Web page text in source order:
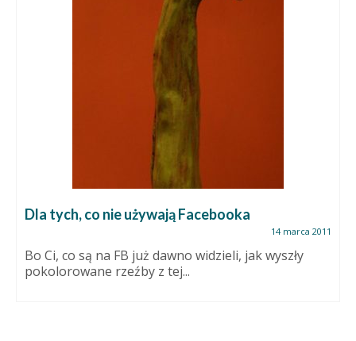
Dla tych, co nie używają Facebooka
14 marca 2011
Bo Ci, co są na FB już dawno widzieli, jak wyszły
pokolorowane rzeźby z tej...